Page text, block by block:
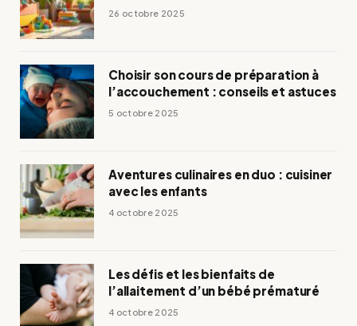
26 octobre 2025
Choisir son cours de préparation à
l’accouchement : conseils et astuces
5 octobre 2025
Aventures culinaires en duo : cuisiner
avec les enfants
4 octobre 2025
Les défis et les bienfaits de
l’allaitement d’un bébé prématuré
4 octobre 2025